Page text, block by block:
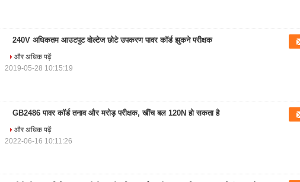
240V अधिकतम आउटपुट वोल्टेज छोटे उपकरण पावर कॉर्ड झुकने परीक्षक
और अधिक पढ़ें
2019-05-28 10:15:19
GB2486 पावर कॉर्ड तनाव और मरोड़ परीक्षक, खींच बल 120N हो सकता है
और अधिक पढ़ें
2022-06-16 10:11:26